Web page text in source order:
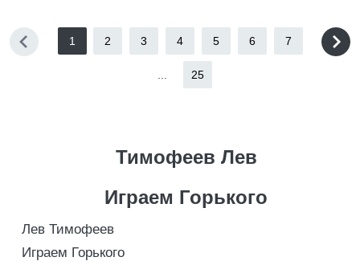
1 2 3 4 5 6 7
25
Тимофеев Лев
Играем Горького
Лев Тимофеев
Играем Горького